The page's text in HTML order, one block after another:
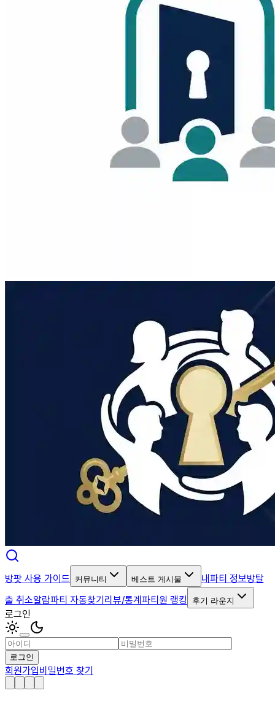
방팟 사용 가이드 커뮤니티 베스트 게시물 내파티 정보방탈
출 취소알람파티 자동찾기리뷰/통계파티원 랭킹 후기 라운지
로그인
로그인
회원가입비밀번호 찾기